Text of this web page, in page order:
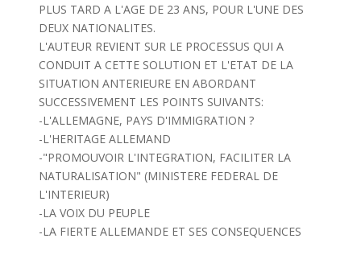
PLUS TARD A L'AGE DE 23 ANS, POUR L'UNE DES
DEUX NATIONALITES.
L'AUTEUR REVIENT SUR LE PROCESSUS QUI A
CONDUIT A CETTE SOLUTION ET L'ETAT DE LA
SITUATION ANTERIEURE EN ABORDANT
SUCCESSIVEMENT LES POINTS SUIVANTS:
-L'ALLEMAGNE, PAYS D'IMMIGRATION ?
-L'HERITAGE ALLEMAND
-"PROMOUVOIR L'INTEGRATION, FACILITER LA
NATURALISATION" (MINISTERE FEDERAL DE
L'INTERIEUR)
-LA VOIX DU PEUPLE
-LA FIERTE ALLEMANDE ET SES CONSEQUENCES